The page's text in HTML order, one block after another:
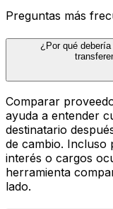
Preguntas más
¿Por qué
Comparar
ayuda a entender
destinatario
de cambio. Incluso
interés o cargos
herramienta
lado.